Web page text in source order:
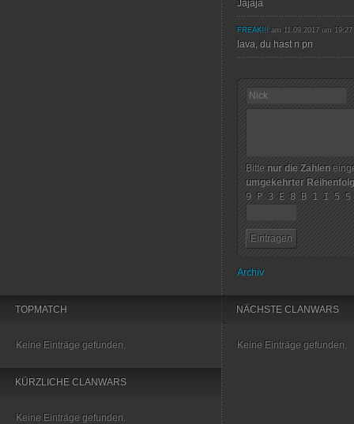
Jajaja
FREAK!!! am 11.09.2017 um
lava, du hast n pn
Bitte nur die Zahlen
umgekehrter
9 P 3 E 8 B 1 I 5 S
Archiv
TOPMATCH
Keine Einträge gefunden.
NÄCHSTE CLANWARS
Keine Einträge gefunden.
KÜRZLICHE CLANWARS
Keine Einträge gefunden.